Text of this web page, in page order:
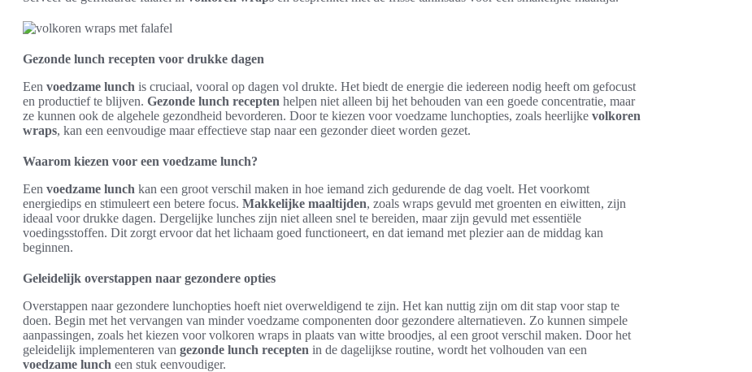
Gezonde lunch recepten voor drukke dagen
Een voedzame lunch is cruciaal, vooral op dagen vol drukte. Het biedt de energie die iedereen nodig heeft om gefocust
en productief te blijven. Gezonde lunch recepten helpen niet alleen bij het behouden van een goede concentratie, maar
ze kunnen ook de algehele gezondheid bevorderen. Door te kiezen voor voedzame lunchopties, zoals heerlijke volkoren
wraps, kan een eenvoudige maar effectieve stap naar een gezonder dieet worden gezet.
Waarom kiezen voor een voedzame lunch?
Een voedzame lunch kan een groot verschil maken in hoe iemand zich gedurende de dag voelt. Het voorkomt
energiedips en stimuleert een betere focus. Makkelijke maaltijden, zoals wraps gevuld met groenten en eiwitten, zijn
ideaal voor drukke dagen. Dergelijke lunches zijn niet alleen snel te bereiden, maar zijn gevuld met essentiële
voedingsstoffen. Dit zorgt ervoor dat het lichaam goed functioneert, en dat iemand met plezier aan de middag kan
beginnen.
Geleidelijk overstappen naar gezondere opties
Overstappen naar gezondere lunchopties hoeft niet overweldigend te zijn. Het kan nuttig zijn om dit stap voor stap te
doen. Begin met het vervangen van minder voedzame componenten door gezondere alternatieven. Zo kunnen simpele
aanpassingen, zoals het kiezen voor volkoren wraps in plaats van witte broodjes, al een groot verschil maken. Door het
geleidelijk implementeren van gezonde lunch recepten in de dagelijkse routine, wordt het volhouden van een
voedzame lunch een stuk eenvoudiger.